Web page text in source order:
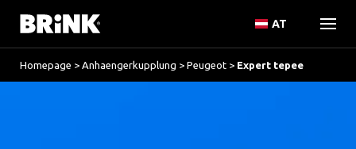
AT
Homepage > Anhaengerkupplung > Peugeot > Expert tepee